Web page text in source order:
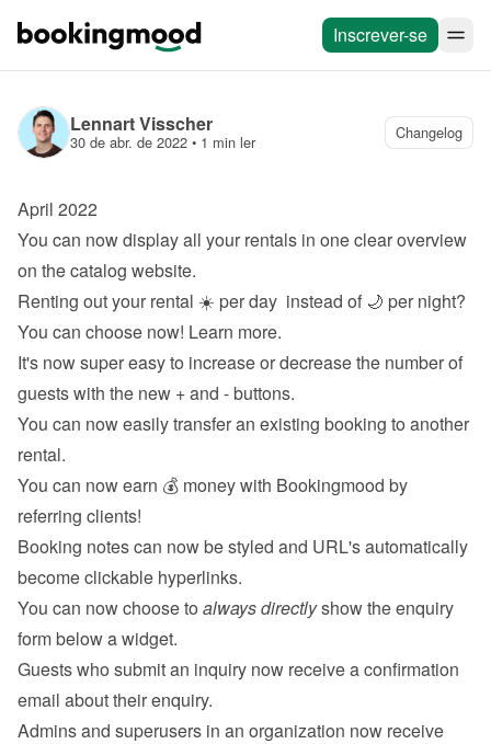
Inscrever-se
Lennart Visscher
30 de abr. de 2022 • 1 min ler Changelog
April 2022
You can now display all your rentals in one clear overview
on the catalog website.
Renting out your rental ☀️ per day  instead of 🌙 per night?
You can choose now! Learn more.
It's now super easy to increase or decrease the number of
guests with the new + and - buttons.
You can now easily transfer an existing booking to another
rental.
You can now earn 💰 money with Bookingmood by
referring clients!
Booking notes can now be styled and URL's automatically
become clickable hyperlinks.
You can now choose to always directly show the enquiry
form below a widget.
Guests who submit an inquiry now receive a confirmation
email about their enquiry.
Admins and superusers in an organization now receive